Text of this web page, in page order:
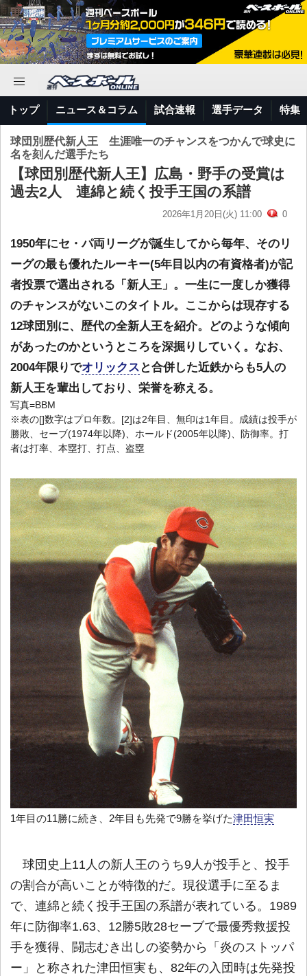
トップ ニュース＆コラム 試合速報 選手データ 特集
球団別歴代新人王 生涯唯一のチャンスをつかんで球史に
名を刻んだ選手たち
【球団別歴代新人王】広島・野手の受賞は
過去2人 連綿と続く投手王国の系譜
2026年1月20日(火) 11:00 0
1950年にセ・パ両リーグが誕生してから毎年、そのリ
ーグの最も優れたルーキー(5年目以内の有資格者)が記
者投票で選出される「新人王」。一生に一度しか獲得
のチャンスがないこのタイトル。ここからは現存する
12球団別に、歴代の全新人王を紹介。どのような傾向
があったのかというところを深掘りしていく。なお、
2004年限りでオリックス と合併した近鉄からも5人の
新人王を輩出しており、栄誉を称える。
写真=BBM
※表の[]数字はプロ年数。[2]は2年目、無印は1年目。成績は投手が
勝敗、セーブ(1974年以降)、ホールド(2005年以降)、防御率。打
者は打率、本塁打、打点、盗塁
1年目の11勝に続き、2年目も先発で9勝を挙げた津田恒実
球団史上11人の新人王のうち9人が投手と、投手
の割合が高いことが特徴的だ。現役選手に至るま
で、連綿と続く投手王国の系譜が表れている。1989
年に防御率1.63、12勝5敗28セーブで最優秀救援投
手を獲得、闘志むき出しの姿勢から「炎のストッパ
ー」と称された津田恒実も、82年の入団時は先発投